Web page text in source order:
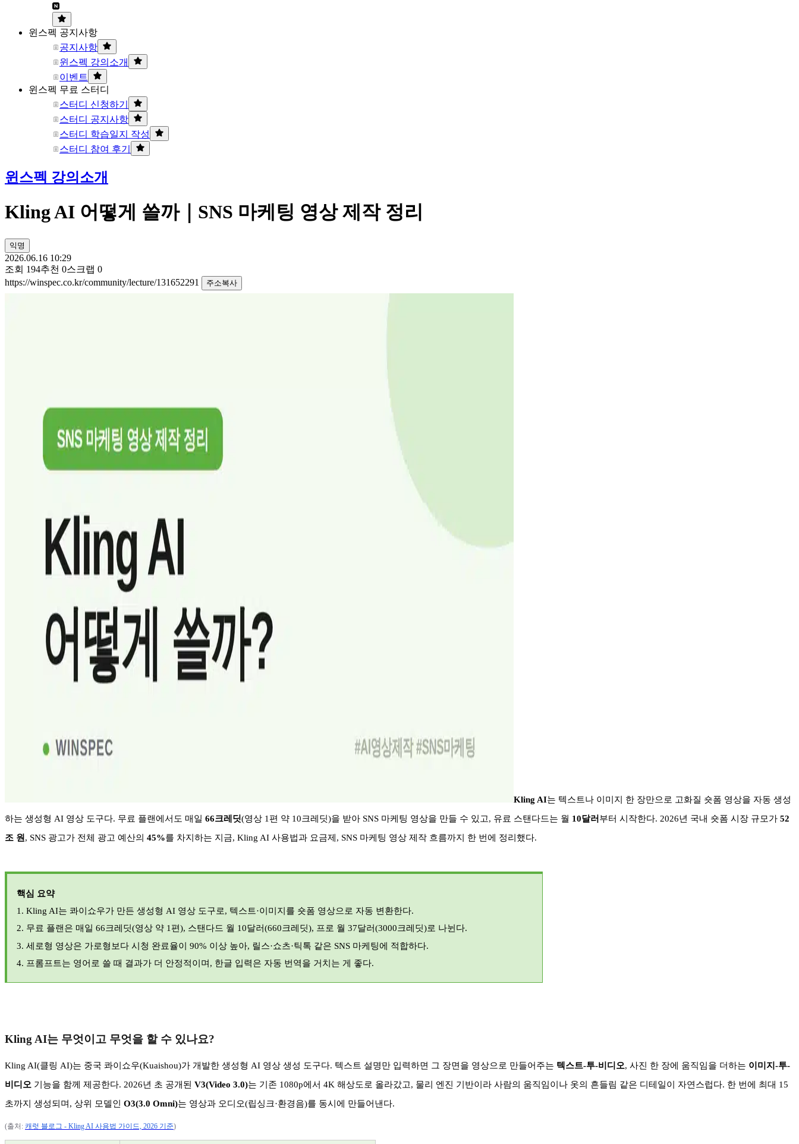
윈스펙 공지사항
공지사항
윈스펙 강의소개
이벤트
윈스펙 무료 스터디
스터디 신청하기
스터디 공지사항
스터디 학습일지 작성
스터디 참여 후기
윈스펙 강의소개
Kling AI 어떻게 쓸까｜SNS 마케팅 영상 제작 정리
익명
2026.06.16 10:29
조회 194추천 0스크랩 0
https://winspec.co.kr/community/lecture/131652291
주소복사
Kling AI는 텍스트나 이미지 한 장만으로 고화질 숏폼 영상을 자동 생성
하는 생성형 AI 영상 도구다. 무료 플랜에서도 매일 66크레딧(영상 1 편 약 10크레딧)을 받아 SNS 마케팅 영상을 만들 수 있고, 유료 스탠다드는 월 10달러 부터 시작한다. 2026년 국내 숏폼 시장 규모가 52
조 원 , SNS 광고가 전체 광고 예산의 45%를 차지하는 지금, Kling AI 사용법과 요금제 , SNS 마케팅 영상 제작 흐름까지 한 번에 정리했다.
핵심 요약
1. Kling AI는 콰이쇼우가 만든 생성형 AI 영상 도구로, 텍스트·이미지를 숏폼 영상으로 자동 변환한다.
2. 무료 플랜은 매일 66크레딧(영상 약 1편), 스탠다드 월 10달러(660크레딧), 프로 월 37달러(3000크레딧)로 나뉜다.
3. 세로형 영상은 가로형보다 시청 완료율이 90% 이상 높아, 릴스·쇼츠·틱톡 같은 SNS 마케팅에 적합하다.
4. 프롬프트는 영어로 쓸 때 결과가 더 안정적이며 , 한글 입력은 자동 번역을 거치는 게 좋다.
Kling AI는 무엇이고 무엇을 할 수 있나요?
Kling AI(클링 AI)는 중국 콰이쇼우(Kuaishou)가 개발한 생성형 AI 영상 생성 도구다. 텍스트 설명만 입력하면 그 장면을 영상으로 만들어주는 텍스트-투-비디오, 사진 한 장에 움직임을 더하는 이미지 -투-
비디오 기능을 함께 제공한다. 2026년 초 공개된 V3(Video 3.0)는 기존 1080p에서 4K 해상도로 올라갔고, 물리 엔진 기반이라 사람의 움직임이나 옷의 흔들림 같은 디테일이 자연스럽다. 한 번에 최대 15
초까지 생성되며 , 상위 모델인 O3(3.0 Omni)는 영상과 오디오(립싱크·환경음)를 동시에 만들어낸다.
(출처 : 캐럿 블로그 - Kling AI 사용법 가이드, 2026 기준)